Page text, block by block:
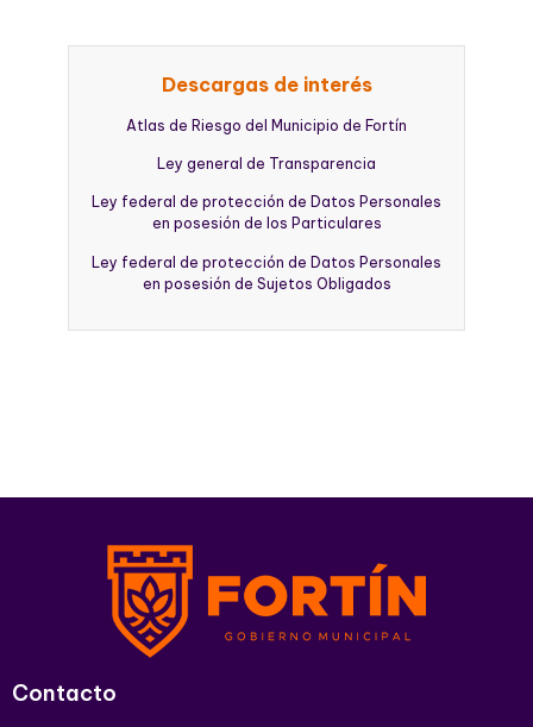
Descargas de interés
Atlas de Riesgo del Municipio de Fortín
Ley general de Transparencia
Ley federal de protección de Datos Personales
en posesión de los Particulares
Ley federal de protección de Datos Personales
en posesión de Sujetos Obligados
Contacto